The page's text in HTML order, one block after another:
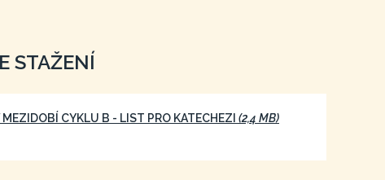
STAŽENÍ
MEZIDOBÍ CYKLU B - LIST PRO KATECHEZI (2,4 MB)